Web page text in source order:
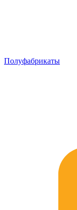
Полуфабрикаты